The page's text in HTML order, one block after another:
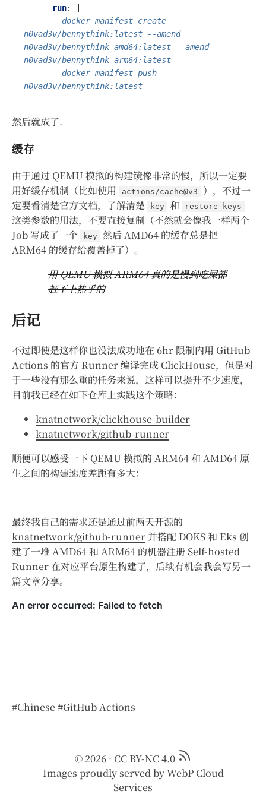
run:
n0vad3v/bennythink:latest --amend
n0vad3v/bennythink-amd64:latest --amend
n0vad3v/bennythink:latest
然后就成了.
缓存
由于通过 QEMU 模拟的构建镜像非常的慢，所以一定要
用好缓存机制（比如使用
actions/cache@v3
），不过一
定要看清楚官方文档，了解清楚
key 和 restore-keys
这类参数的用法，不要直接复制（不然就会像我一样两个
Job 写成了一个
key
然后 AMD64 的缓存总是把
ARM64 的缓存给覆盖掉了）。
用 QEMU 模拟 ARM64 真的是慢到吃屎都
赶不上热乎的
后记
不过即使是这样你也没法成功地在 6hr 限制内用 GitHub
Actions 的官方 Runner 编译完成 ClickHouse，但是对
于一些没有那么重的任务来说，这样可以提升不少速度，
目前我已经在如下仓库上实践这个策略：
knatnetwork/clickhouse-builder
knatnetwork/github-runner
顺便可以感受一下 QEMU 模拟的 ARM64 和 AMD64 原
生之间的构建速度差距有多大：
最终我自己的需求还是通过前两天开源的
knatnetwork/github-runner 并搭配 DOKS 和 Eks 创
建了一堆 AMD64 和 ARM64 的机器注册 Self-hosted
Runner 在对应平台原生构建了，后续有机会我会写另一
篇文章分享。
#Chinese#GitHub Actions
© 2026 · CC BY-NC 4.0
Images proudly served byWebP Cloud
Services